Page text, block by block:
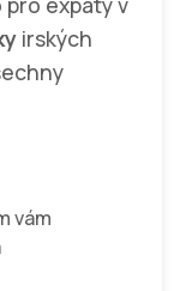
irských
vám